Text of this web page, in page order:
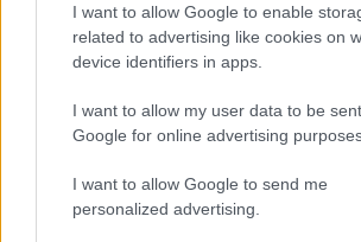
I want to allow Google to enable
related to advertising like cookies on
device identifiers in apps.
I want to allow my user data to be
Google for online advertising
I want to allow Google to send me
personalized advertising.